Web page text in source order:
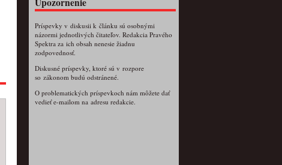
Príspevky v diskusii k článku sú osobnými
názormi jednotlivých čitateľov. Redakcia Pravého
Spektra za ich obsah nenesie žiadnu
zodpovednosť.
Diskusné príspevky, ktoré sú v rozpore
so zákonom budú odstránené.
O problematických príspevkoch nám môžete dať
vedieť e-mailom na adresu redakcie.